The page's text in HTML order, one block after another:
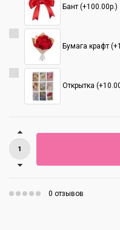
Бант (+100.00р.)
Бумага крафт
Открытка
0 отзывов